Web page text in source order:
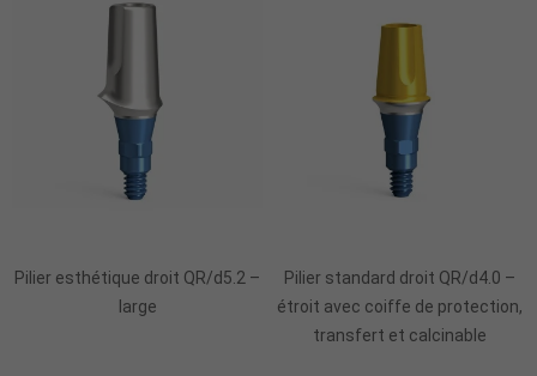
Pilier esthétique droit QR/d5.2 –
large
Pilier standard droit QR/d4.0 –
étroit avec coiffe de protection,
transfert et calcinable